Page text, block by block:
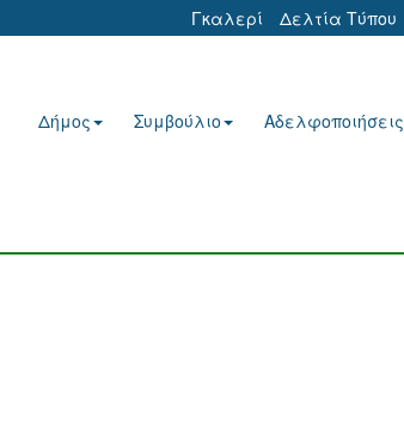
Γκαλερί Δελτία Τύπου
Δήμος Συμβούλιο Αδελφοποιήσεις